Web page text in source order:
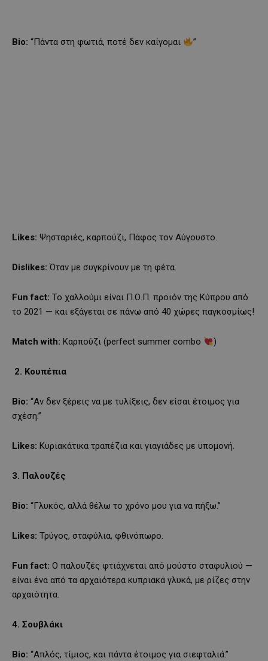
Bio: “Πάντα στη φωτιά, ποτέ δεν καίγομαι ”
Likes: Ψησταριές, καρπούζι, Πάφος τον Αύγουστο.
Dislikes: Όταν με συγκρίνουν με τη φέτα.
Fun fact: Το χαλλούμι είναι Π.Ο.Π. προϊόν της Κύπρου από
το 2021 — και εξάγεται σε πάνω από 40 χώρες παγκοσμίως!
Match with: Καρπούζι (perfect summer combo )
2. Κουπέπια
Bio: “Αν δεν ξέρεις να με τυλίξεις, δεν είσαι έτοιμος για
σχέση.”
Likes: Κυριακάτικα τραπέζια και γιαγιάδες με υπομονή.
3. Παλουζές
Bio: “Γλυκός, αλλά θέλω το χρόνο μου για να πήξω.”
Likes: Τρύγος, σταφύλια, φθινόπωρο.
Fun fact: Ο παλουζές φτιάχνεται από μούστο σταφυλιού —
είναι ένα από τα αρχαιότερα κυπριακά γλυκά, με ρίζες στην
αρχαιότητα.
4. Σουβλάκι
Bio: “Απλός, τίμιος, και πάντα έτοιμος για σιεφταλιά.”